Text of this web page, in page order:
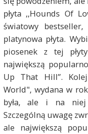
płyta ,,Hounds Of
światowy
platynowa płyta.
piosenek z tej
największą
Up That Hill”.
World", wydana w
była, ale i na
Szczególną uwagę
ale największą